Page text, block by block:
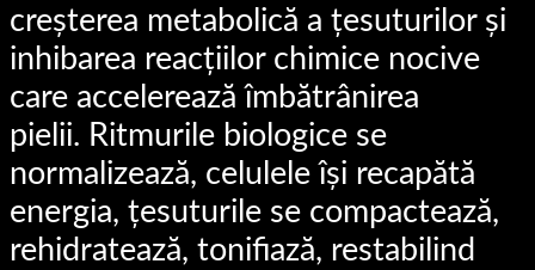
creșterea metabolică a țesuturilor și
inhibarea reacțiilor chimice nocive
care accelerează îmbătrânirea
pielii. Ritmurile biologice se
normalizează, celulele își recapătă
energia, țesuturile se compactează,
rehidratează, tonifiază, restabilind